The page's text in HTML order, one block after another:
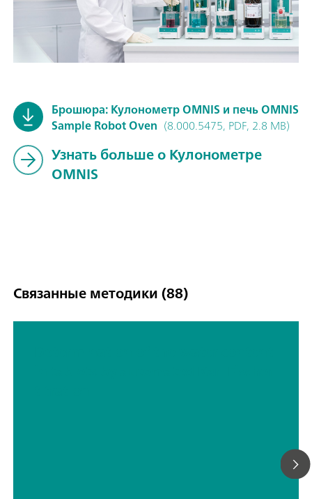
Брошюра: Кулонометр OMNIS и печь OMNIS
Sample Robot Oven (8.000.5475, PDF, 2.8 MB)
Узнать больше о Кулонометре
OMNIS
Связанные методики (88)